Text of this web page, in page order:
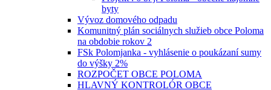
byty
Vývoz domového odpadu
Komunitný plán sociálnych služieb obce Poloma
na obdobie rokov 2
FSk Polomjanka - vyhlásenie o poukázaní sumy
do výšky 2%
ROZPOČET OBCE POLOMA
HLAVNÝ KONTROLÓR OBCE